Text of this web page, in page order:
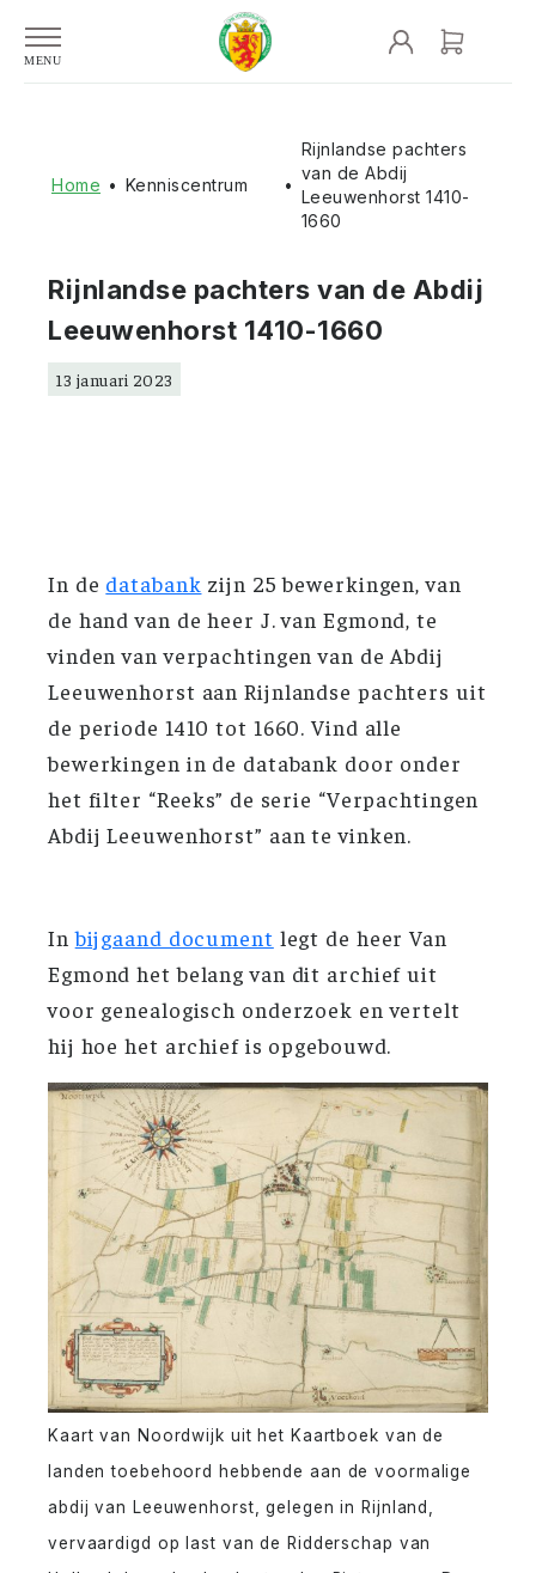
Home • Kenniscentrum •
Rijnlandse pachters
van de Abdij
Leeuwenhorst 1410-
1660
Rijnlandse pachters van de Abdij
Leeuwenhorst 1410-1660
13 januari 2023
In de databank zijn 25 bewerkingen, van
de hand van de heer J. van Egmond, te
vinden van verpachtingen van de Abdij
Leeuwenhorst aan Rijnlandse pachters uit
de periode 1410 tot 1660. Vind alle
bewerkingen in de databank door onder
het filter “Reeks” de serie “Verpachtingen
Abdij Leeuwenhorst” aan te vinken.
Inbijgaand document legt de heer Van
Egmond het belang van dit archief uit
voor genealogisch onderzoek en vertelt
hij hoe het archief is opgebouwd.
Kaart van Noordwijk uit het Kaartboek van de
landen toebehoord hebbende aan de voormalige
abdij van Leeuwenhorst, gelegen in Rijnland,
vervaardigd op last van de Ridderschap van